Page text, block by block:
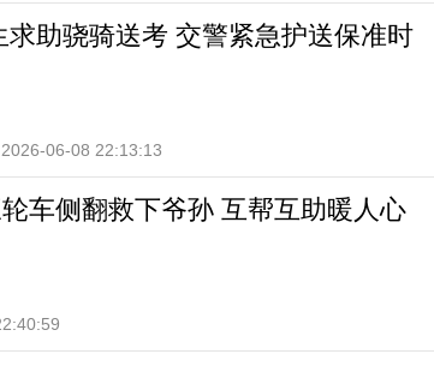
助骁骑送考 交警紧急护送保准时
2026-06-08 22:13:13
车侧翻救下爷孙 互帮互助暖人心